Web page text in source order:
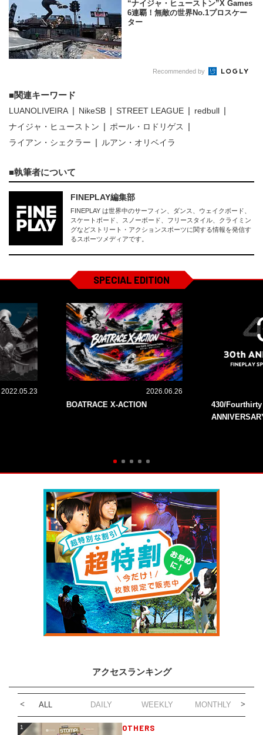
“ナイジャ・ヒューストン”X Games
6連覇！無敵の世界No.1プロスケー
ター
Recommended by
関連キーワード
LUANOLIVEIRA NikeSB STREET LEAGUE
redbull
ナイジャ・ヒューストン
ポール・ロドリゲス
ライアン・シェクラー
ルアン・オリベイラ
執筆者について
FINEPLAY編集部
FINEPLAY は世界中のサーフィン、ダンス、ウェイクボード、
スケートボード、スノーボード、フリースタイル、クライミン
グなどストリート・アクションスポーツに関する情報を発信す
るスポーツメディアです。
SPECIAL EDITION
2022.05.23 2026.06.26
BOATRACE X-ACTION
430/
アクセスランキング
ALL DAILY WEEKLY MONTHLY
1 OTHERS